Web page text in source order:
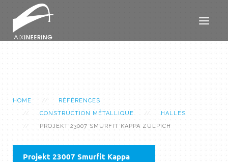
HOME
RÉFÉRENCES
CONSTRUCTION MÉTALLIQUE
HALLES
PROJEKT 23007 SMURFIT KAPPA ZÜLPICH
Projekt 23007 Smurfit Kappa